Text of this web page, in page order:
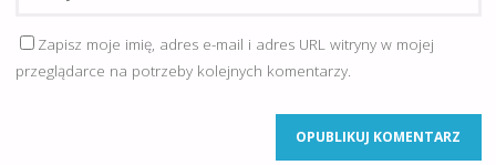
Zapisz moje imię, adres e-mail i adres URL witryny w mojej
przeglądarce na potrzeby kolejnych komentarzy.